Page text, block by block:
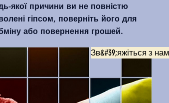
якої причини ви не повністю
гіпсом, поверніть його для
або повернення грошей.
Зв&#39;яжіться з